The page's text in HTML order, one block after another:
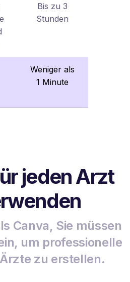
Bis zu 3
Stunden
Weniger als
1 Minute
jeden Arzt
Canva, Sie müssen
um professionelle
zu erstellen.